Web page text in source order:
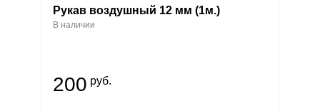
Рукав воздушный 12 мм (1м.)
В наличии
200 руб.